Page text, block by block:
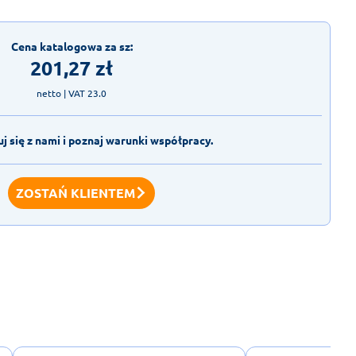
Cena katalogowa za sz:
201,27zł
netto | VAT 23.0
się z nami i poznaj warunki współpracy.
ZOSTAŃ KLIENTEM